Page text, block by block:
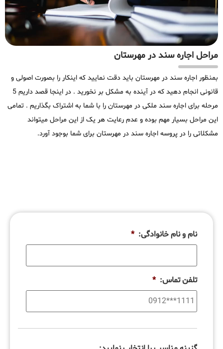
مراحل اجاره سند در مهرستان
بمنظور اجاره سند در مهرستان باید دقت نمایید که اینکار را بصورت اصولی و
قانونی انجام دهید که در آینده به مشکل بر نخورید . در اینجا قصد داریم 5
مرحله برای اجاره سند ملکی در مهرستان را با شما به اشتراک بگذاریم . تمامی
این مراحل بسیار مهم بوده و عدم رعایت هر یک از این مراحل میتواند
مشکلاتی را در پروسه اجاره سند در مهرستان برای شما بوجود آورد.
نام و نام خانوادگی: *
تلفن تماس: *